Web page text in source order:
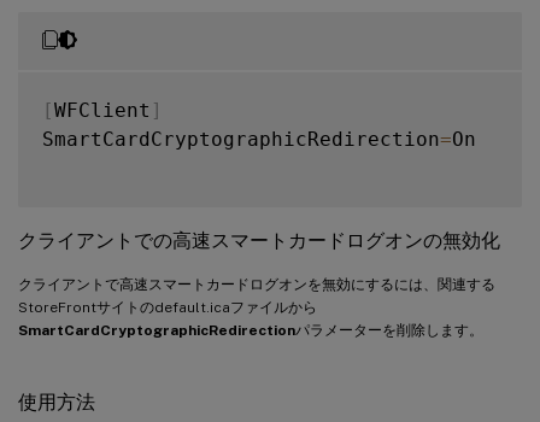
[WFClient ]
SmartCardCryptographicRedirection=On
クライアントでの高速スマートカードログオンの無効化
クライアントで高速スマートカードログオンを無効にするには、関連する
StoreFrontサイトのdefault.icaファイルから
SmartCardCryptographicRedirectionパラメーターを削除します。
使用方法